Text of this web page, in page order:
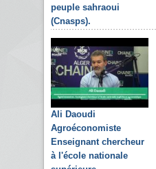
peuple sahraoui
(Cnasps).
Ali Daoudi
Agroéconomiste
Enseignant chercheur
à l'école nationale